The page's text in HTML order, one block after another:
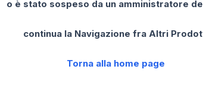
o è stato sospeso da un amministratore
continua la Navigazione fra Altri
Torna alla home page